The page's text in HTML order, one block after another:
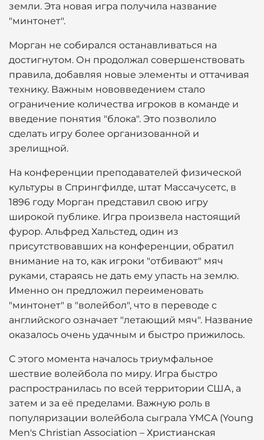
земли. Эта новая игра получила название
"минтонет".
Морган не собирался останавливаться на
достигнутом. Он продолжал совершенствовать
правила, добавляя новые элементы и оттачивая
технику. Важным нововведением стало
ограничение количества игроков в команде и
введение понятия "блока". Это позволило
сделать игру более организованной и
зрелищной.
На конференции преподавателей физической
культуры в Спрингфилде, штат Массачусетс, в
1896 году Морган представил свою игру
широкой публике. Игра произвела настоящий
фурор. Альфред Хальстед, один из
присутствовавших на конференции, обратил
внимание на то, как игроки "отбивают" мяч
руками, стараясь не дать ему упасть на землю.
Именно он предложил переименовать
"минтонет" в "волейбол", что в переводе с
английского означает "летающий мяч". Название
оказалось очень удачным и быстро прижилось.
С этого момента началось триумфальное
шествие волейбола по миру. Игра быстро
распространилась по всей территории США, а
затем и за её пределами. Важную роль в
популяризации волейбола сыграла YMCA (Young
Men's Christian Association – Христианская